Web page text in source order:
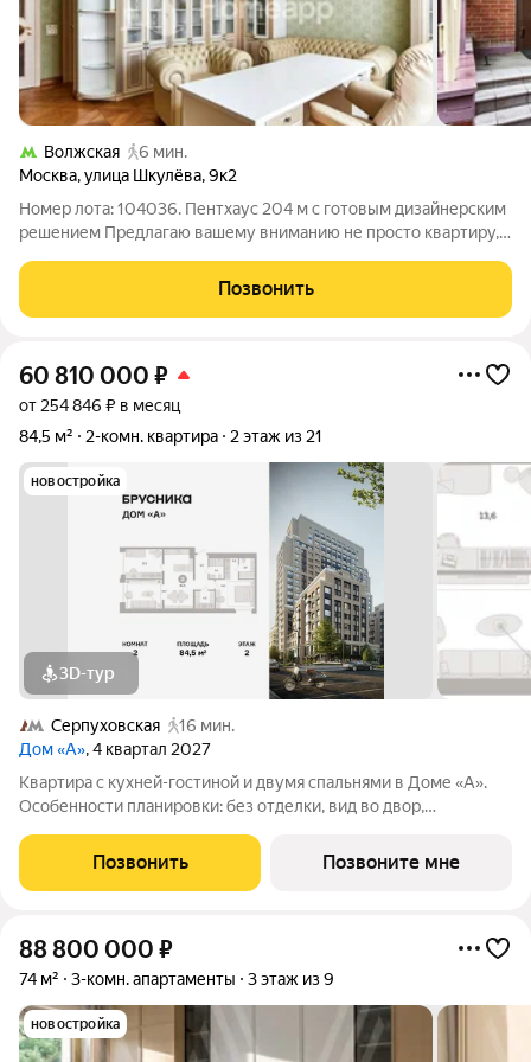
Волжская
6 мин.
Москва,улица Шкулёва,9к2
Номер лота: 104036. Пентхаус 204 м с готовым дизайнерским
решением Предлагаю вашему вниманию не просто квартиру, а
подчеркнуты каждой деталью. Это готовое решение для тех,
кто не приемлет
Позвонить
60 810 000 ₽
от 254 846 ₽ в месяц
84,5 м²
2-комн. квартира 2 этаж из 21
новостройка
3D-тур
Серпуховская
16 мин.
Дом «А», 4 квартал 2027
Квартира с кухней-гостиной и двумя спальнями в Доме «А».
Особенности планировки: без отделки, вид во двор,
постирочная, разнесённые спальни. Срок сдачи IV кв. 2027
Дом А - проект от застройщика
Позвонить Позвоните мне
88 800 000 ₽
74 м² 3-комн. апартаменты 3 этаж из 9
новостройка